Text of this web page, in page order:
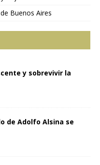
Buenos Aires
y sobrevivir la
de Adolfo Alsina se